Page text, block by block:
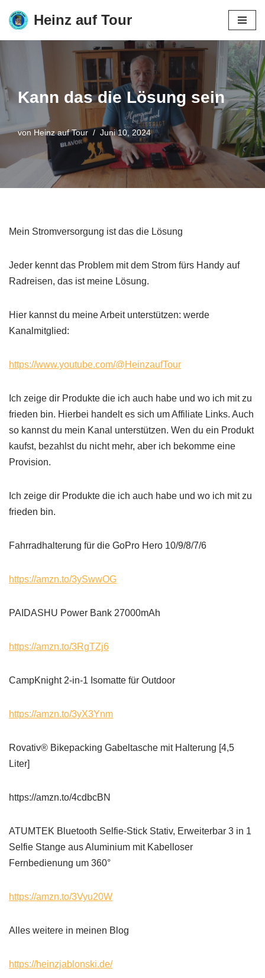
Zum
springen
Heinz auf Tour
Kann das die Lösung sein
von Heinz auf Tour Juni 10, 2024
Mein Stromversorgung ist das die Lösung
Jeder kennt das Problem mit dem Strom fürs Handy auf
Radreisen, das ist meine Lösung.
Hier kannst du meine Arbeit unterstützen: werde
Kanalmitglied:
https://www.youtube.com/@HeinzaufTour
Ich zeige dir Produkte die ich auch habe und wo ich mit zu
frieden bin. Hierbei handelt es sich um Affiliate Links. Auch
so kannst du mein Kanal unterstützen. Wen du ein Produkt
kaufst, bezahlst du nicht mehr, aber ich bekomme eine
Provision.
Ich zeige dir Produkte die ich auch habe und wo ich mit zu
frieden bin.
Fahrradhalterung für die GoPro Hero 10/9/8/7/6
https://amzn.to/3ySwwOG
PAIDASHU Power Bank 27000mAh
https://amzn.to/3RgTZj6
CampKnight 2-in-1 Isomatte für Outdoor
https://amzn.to/3yX3Ynm
Rovativ® Bikepacking Gabeltasche mit Halterung [4,5
Liter]
https://amzn.to/4cdbcBN
ATUMTEK Bluetooth Selfie-Stick Stativ, Erweiterbar 3 in 1
Selfie Stange aus Aluminium mit Kabelloser
Fernbedienung um 360°
https://amzn.to/3Vyu20W
Alles weitere in meinen Blog
https://heinzjablonski.de/